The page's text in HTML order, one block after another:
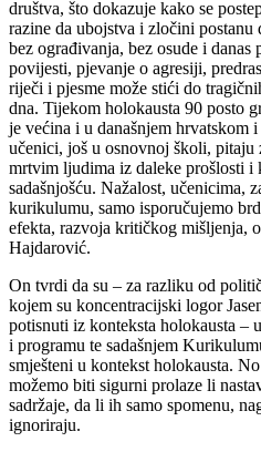
društva, što dokazuje kako se
razine da ubojstva i zločini
bez ograđivanja, bez osude i
povijesti, pjevanje o agresiji,
riječi i pjesme može stići do
dna. Tijekom holokausta 90 posto
je većina i u današnjem hrvatskom
učenici, još u osnovnoj školi, pitaju
mrtvim ljudima iz daleke prošlosti i
sadašnjošću. Nažalost, učenicima,
kurikulumu, samo isporučujemo
efekta, razvoja kritičkog mišljenja,
Hajdarović.
On tvrdi da su – za razliku od
kojem su koncentracijski logor
potisnuti iz konteksta holokausta –
i programu te sadašnjem
smješteni u kontekst holokausta.
možemo biti sigurni prolaze li
sadržaje, da li ih samo spomenu,
ignoriraju.